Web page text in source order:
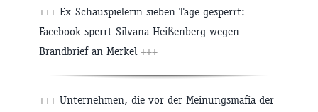
+++ Ex-Schauspielerin sieben Tage gesperrt:
Facebook sperrt Silvana Heißenberg wegen
Brandbrief an Merkel +++
+++ Unternehmen, die vor der Meinungsmafia der